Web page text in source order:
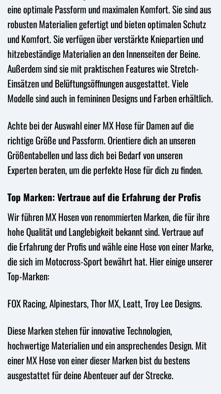
eine optimale Passform und maximalen Komfort. Sie sind aus
robusten Materialien gefertigt und bieten optimalen Schutz
und Komfort. Sie verfügen über verstärkte Kniepartien und
hitzebeständige Materialien an den Innenseiten der Beine.
Außerdem sind sie mit praktischen Features wie Stretch-
Einsätzen und Belüftungsöffnungen ausgestattet. Viele
Modelle sind auch in femininen Designs und Farben erhältlich.
Achte bei der Auswahl einer MX Hose für Damen auf die
richtige Größe und Passform. Orientiere dich an unseren
Größentabellen und lass dich bei Bedarf von unseren
Experten beraten, um die perfekte Hose für dich zu finden.
Top Marken: Vertraue auf die Erfahrung der Profis
Wir führen MX Hosen von renommierten Marken, die für ihre
hohe Qualität und Langlebigkeit bekannt sind. Vertraue auf
die Erfahrung der Profis und wähle eine Hose von einer Marke,
die sich im Motocross-Sport bewährt hat. Hier einige unserer
Top-Marken:
FOX Racing, Alpinestars, Thor MX, Leatt, Troy Lee Designs.
Diese Marken stehen für innovative Technologien,
hochwertige Materialien und ein ansprechendes Design. Mit
einer MX Hose von einer dieser Marken bist du bestens
ausgestattet für deine Abenteuer auf der Strecke.